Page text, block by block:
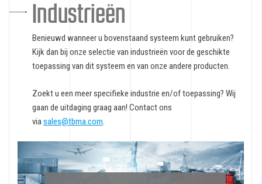
Industrieën
Benieuwd wanneer u bovenstaand systeem kunt gebruiken?
Kijk dan bij onze selectie van industrieën voor de geschikte
toepassing van dit systeem en van onze andere producten.
Zoekt u een meer specifieke industrie en/of toepassing? Wij
gaan de uitdaging graag aan! Contact ons
viasales@tbma.com.